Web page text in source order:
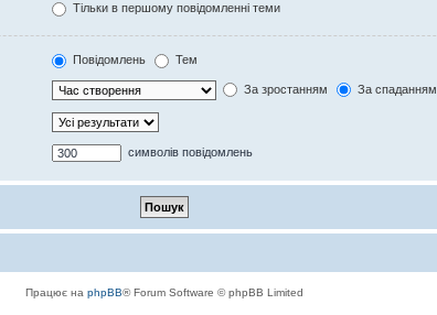
Тільки в першому повідомленні теми
Повідомлень Тем
За зростанням За спаданням
символів повідомлень
Працює на phpBB® Forum Software © phpBB Limited